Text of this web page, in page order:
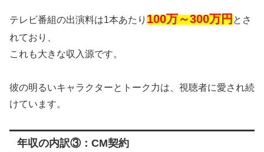
テレビ番組の出演料は1本あたり 100万～300万円とさ
れており、
これも大きな収入源です。
彼の明るいキャラクターとトーク力は、視聴者に愛され続
けています。
年収の内訳③：CM契約